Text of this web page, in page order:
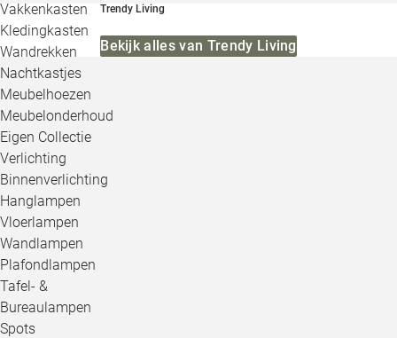
Vakkenkasten
Kledingkasten
Wandrekken
Nachtkastjes
Meubelhoezen
Meubelonderhoud
Eigen Collectie
Verlichting
Binnenverlichting
Hanglampen
Vloerlampen
Wandlampen
Plafondlampen
Tafel- &
Bureaulampen
Spots
Trendy Living
Bekijk alles van Trendy Living